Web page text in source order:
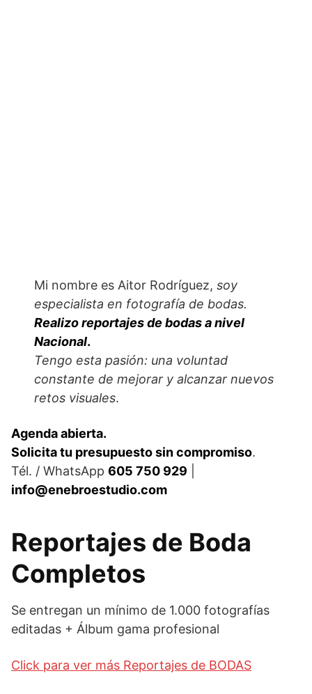
Mi nombre es Aitor Rodríguez, soy
especialista en fotografía de bodas.
Realizo reportajes de bodas a nivel
Nacional.
Tengo esta pasión: una voluntad
constante de mejorar y alcanzar nuevos
retos visuales.
Agenda abierta.
Solicita tu presupuesto sin compromiso.
Tél. / WhatsApp 605 750 929
info@enebroestudio.com
Reportajes de Boda
Completos
Se entregan un mínimo de 1.000 fotografías
editadas + Álbum gama profesional
Click para ver más Reportajes de BODAS